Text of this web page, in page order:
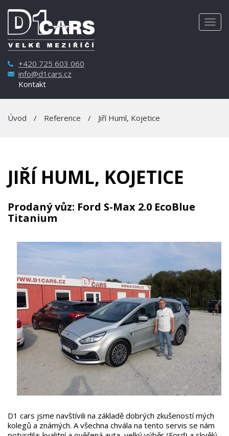
+420 725 603 060
info@d1cars.cz
Kontakt
Úvod / Reference / Jiří Huml, Kojetice
JIŘÍ HUML, KOJETICE
Prodaný vůz: Ford S-Max 2.0 EcoBlue
Titanium
D1 cars jsme navštívili na základě dobrých zkušeností mých
kolegů a známých. A všechna chvála na tento servis se nám